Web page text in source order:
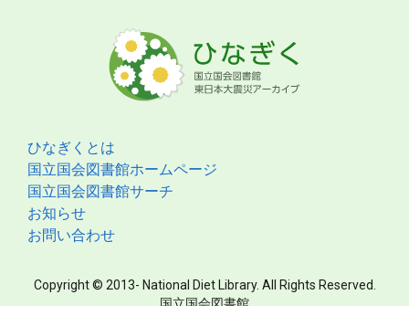
ひなぎくとは
国立国会図書館ホームページ
国立国会図書館サーチ
お知らせ
お問い合わせ
Copyright © 2013- National Diet Library. All Rights Reserved.